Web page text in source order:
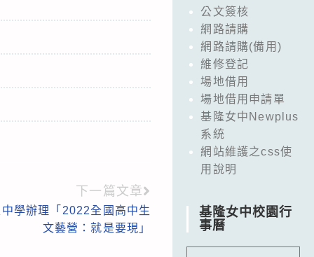
下一篇文章
學辦理「2022全國高中生
文藝營：就是要現」
公文簽核
網路請購
網路請購(備用)
維修登記
場地借用
場地借用申請單
基隆女中Newplus
系統
網站維護之css使
用說明
基隆女中校園行
事曆